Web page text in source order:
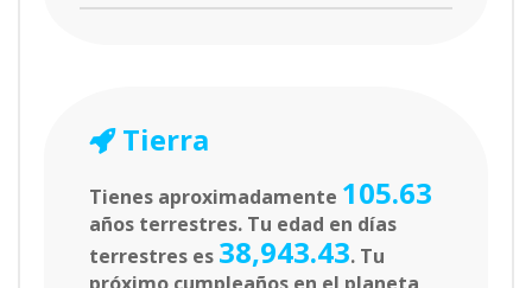
Tierra
Tienes aproximadamente 105.63
años terrestres. Tu edad en días
terrestres es 38,943.43. Tu